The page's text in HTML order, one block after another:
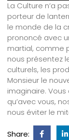
La Culture n’a
porteur de
le monde de la
prononcé avec
martial, comme
nous présentez
culturels, les
Monsieur le
imaginaire. Vous
qu’avec vous,
nous éviter le
Share: